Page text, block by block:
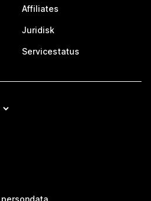
Affiliates
Juridisk
Servicestatus